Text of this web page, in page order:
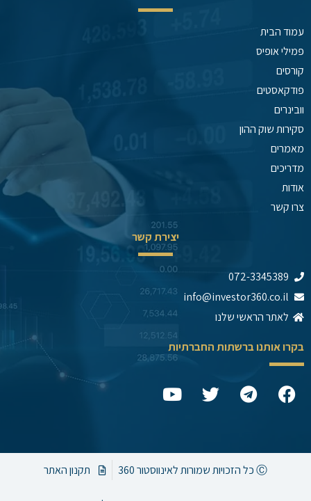
עמוד הבית
פמילי אופיס
קורסים
פודקאסטים
וובינרים
סקירות שוק ההון
מאמרים
מדריכים
אודות
צרו קשר
יצירת קשר
072-3345389
info@investor360.co.il
לאתר הראשי שלנו
בקרו אותנו ברשתות החברתיות
F
a
b
T
e
g
r
T
w
t
e
Y
o
u
b Ⓒ כל הזכויות שמורות לאינווסטור 360 תקנון האתר